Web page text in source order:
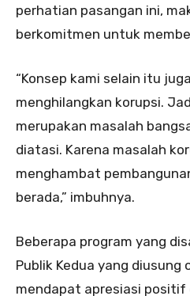
perhatian pasangan ini,
berkomitmen untuk
“Konsep kami selain itu
menghilangkan korupsi.
merupakan masalah
diatasi. Karena masalah
menghambat
berada,” imbuhnya.
Beberapa program yang
Publik Kedua yang diusung
mendapat apresiasi positif